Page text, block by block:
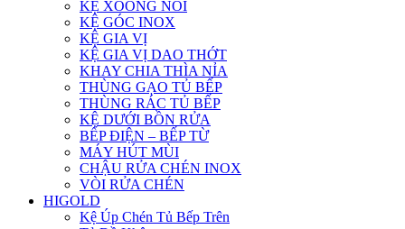
KỆ XOONG NỒI
KỆ GÓC INOX
KỆ GIA VỊ
KỆ GIA VỊ DAO THỚT
KHAY CHIA THÌA NỈA
THÙNG GẠO TỦ BẾP
THÙNG RÁC TỦ BẾP
KỆ DƯỚI BỒN RỬA
BẾP ĐIỆN – BẾP TỪ
MÁY HÚT MÙI
CHẬU RỬA CHÉN INOX
VÒI RỬA CHÉN
HIGOLD
Kệ Úp Chén Tủ Bếp Trên